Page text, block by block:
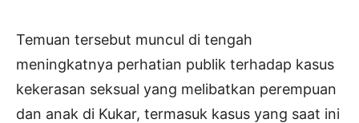
Temuan tersebut muncul di tengah
meningkatnya perhatian publik terhadap kasus
kekerasan seksual yang melibatkan perempuan
dan anak di Kukar, termasuk kasus yang saat ini